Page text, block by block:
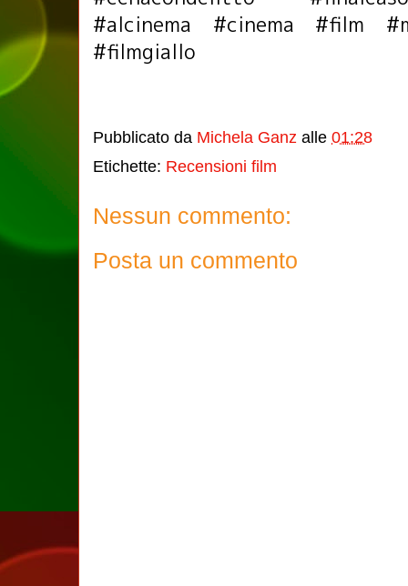
#alcinema #cinema #film
#filmgiallo
Pubblicato da Michela Ganz alle 01:28
Etichette: Recensioni film
Nessun commento:
Posta un commento